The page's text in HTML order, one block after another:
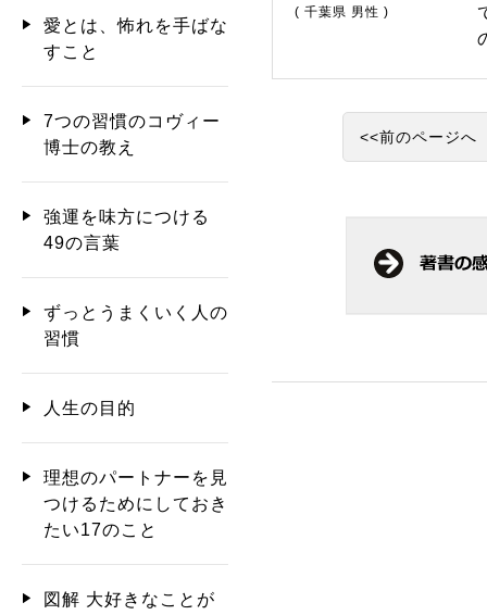
( 千葉県 男性 )
<<前のページへ
愛とは、怖れを手ばな
すこと
7つの習慣のコヴィー
博士の教え
強運を味方につける
49の言葉
ずっとうまくいく人の
習慣
人生の目的
理想のパートナーを見
つけるためにしておき
たい17のこと
図解 大好きなことが